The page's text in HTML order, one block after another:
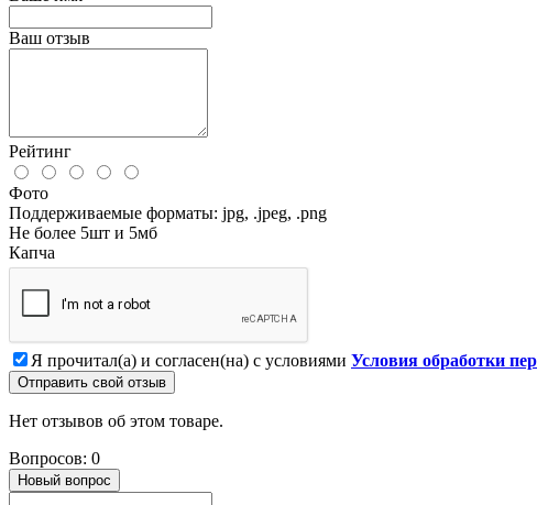
Ваш отзыв
Рейтинг
Фото
Поддерживаемые форматы: jpg, .jpeg, .png
Не более 5шт и 5мб
Капча
Я прочитал(а) и согласен(на) с условиями Условия обработки
Отправить свой отзыв
Нет отзывов об этом товаре.
Вопросов: 0
Новый вопрос